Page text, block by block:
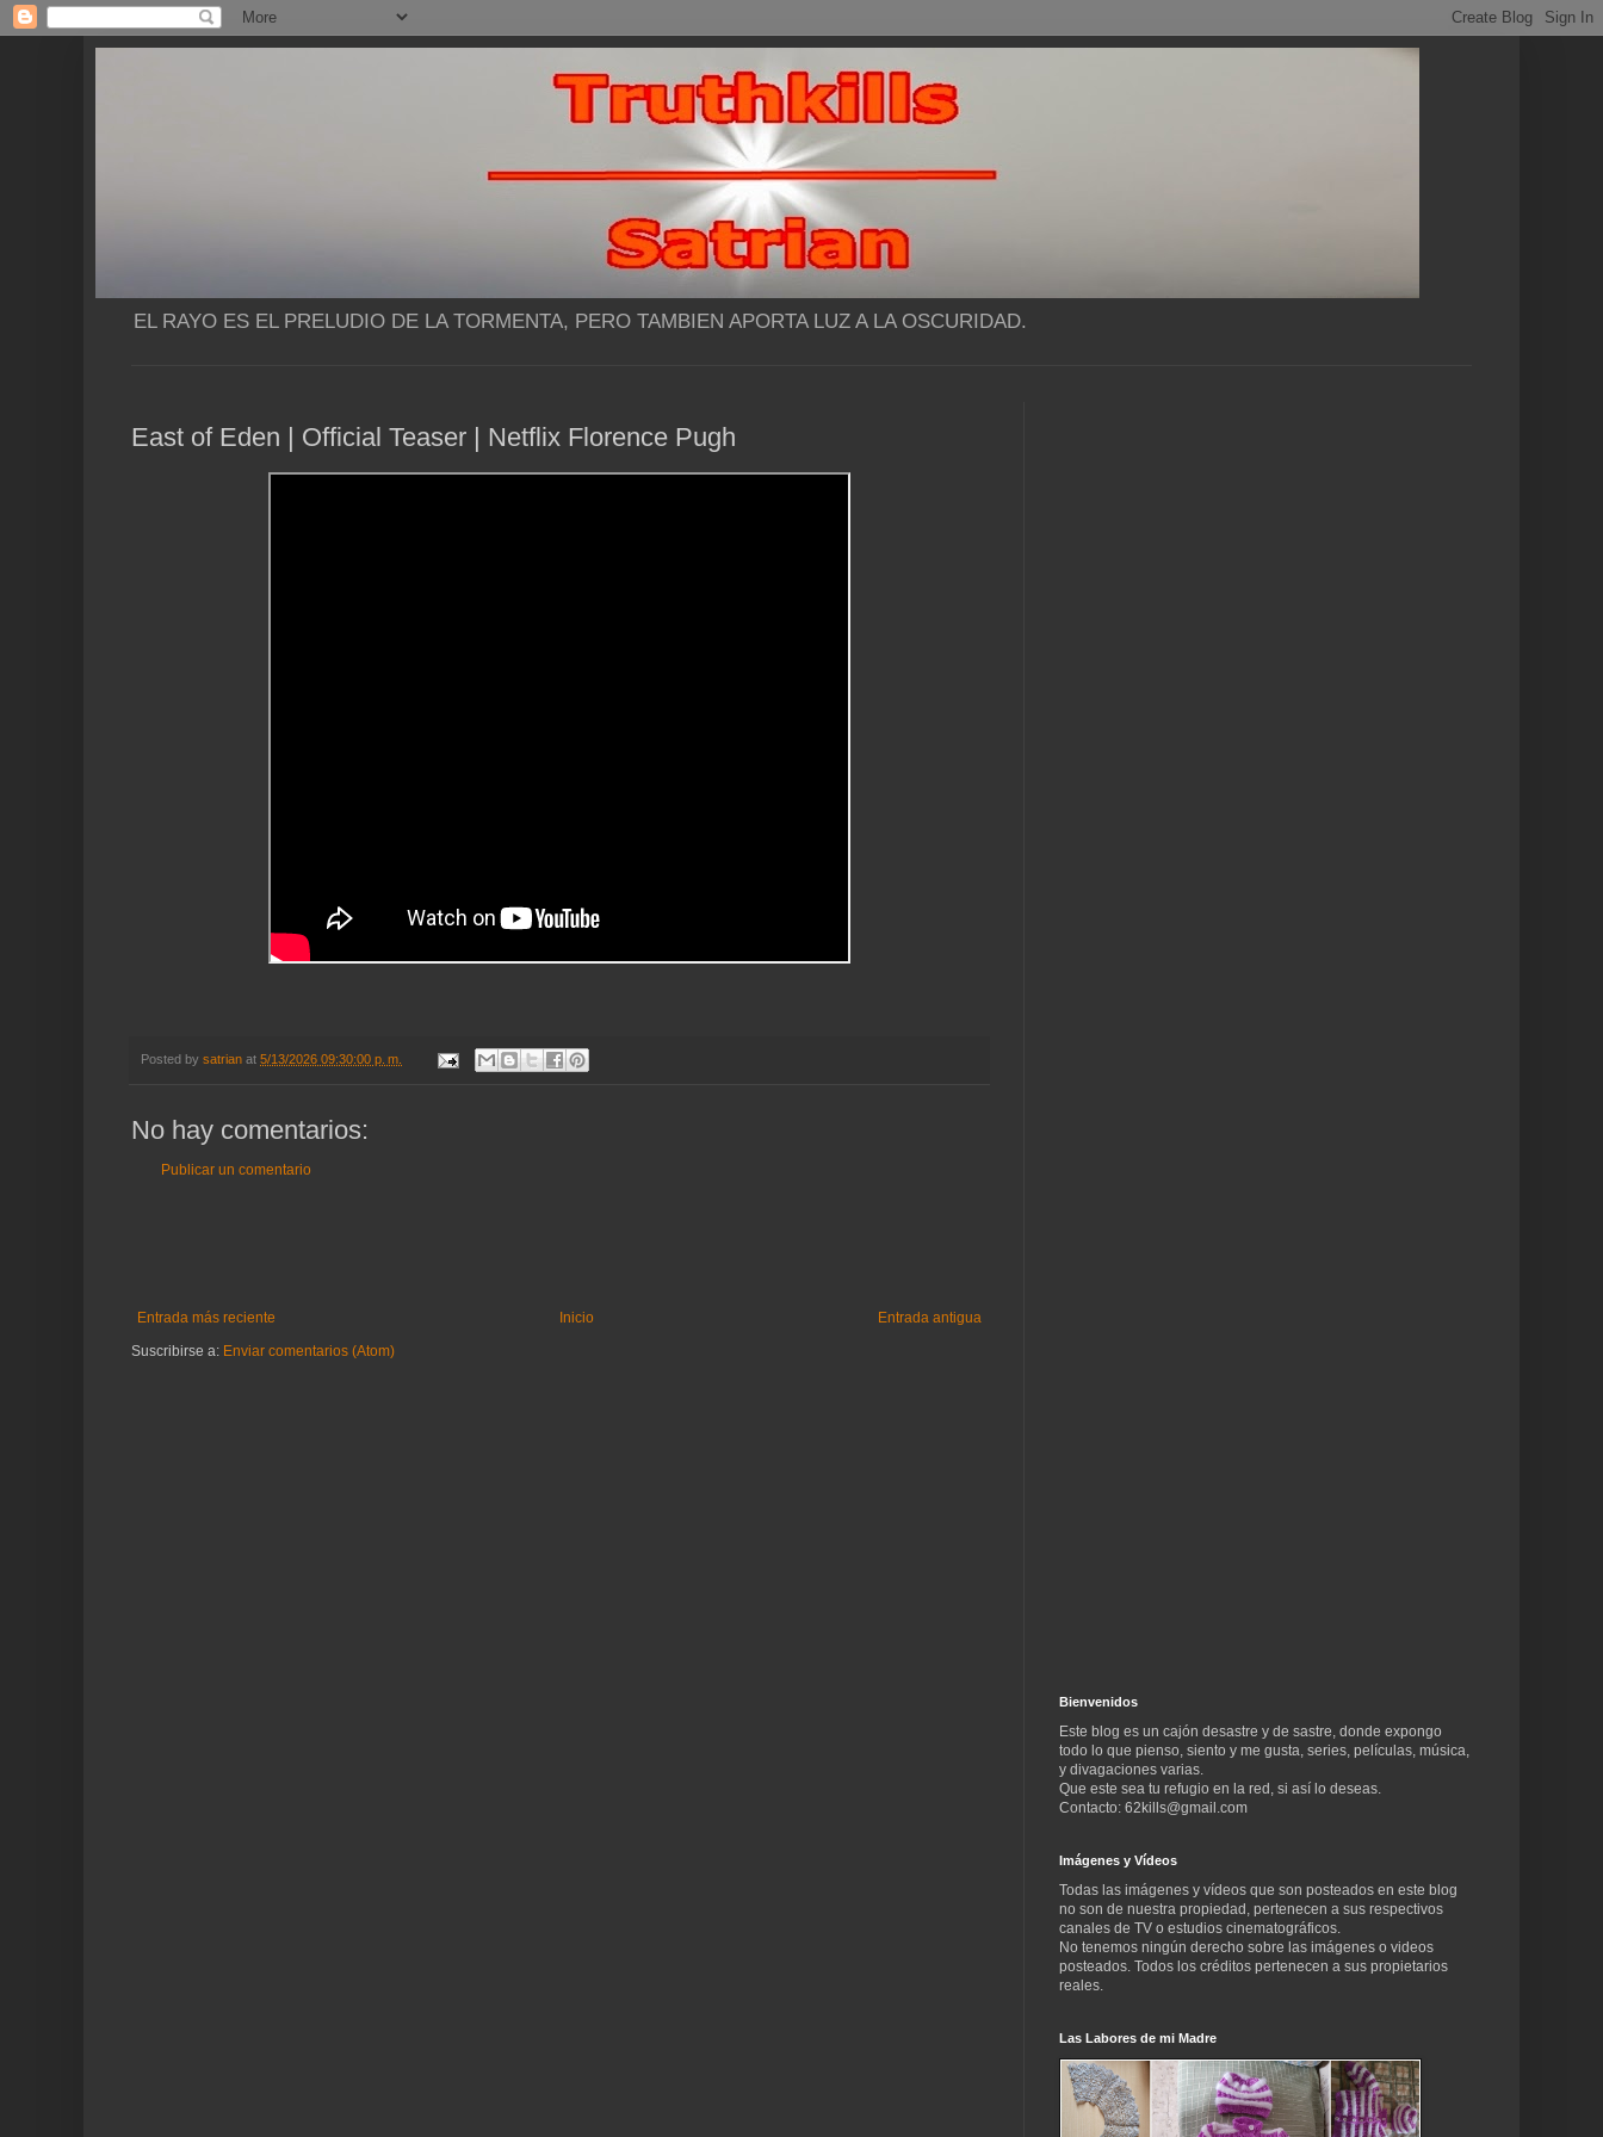
EL RAYO ES EL PRELUDIO DE LA TORMENTA, PERO TAMBIEN APORTA LUZ A LA OSCURIDAD.
East of Eden | Official Teaser | Netflix Florence Pugh
Posted by satrian at 5/13/2026 09:30:00 p. m.
No hay comentarios:
Publicar un comentario
Entrada más reciente Entrada antigua
Inicio
Suscribirse a: Enviar comentarios (Atom)
Bienvenidos
Este blog es un cajón desastre y de sastre, donde expongo
todo lo que pienso, siento y me gusta, series, películas, música,
y divagaciones varias.
Que este sea tu refugio en la red, si así lo deseas.
Contacto: 62kills@gmail.com
Imágenes y Vídeos
Todas las imágenes y vídeos que son posteados en este blog
no son de nuestra propiedad, pertenecen a sus respectivos
canales de TV o estudios cinematográficos.
No tenemos ningún derecho sobre las imágenes o videos
posteados. Todos los créditos pertenecen a sus propietarios
reales.
Las Labores de mi Madre